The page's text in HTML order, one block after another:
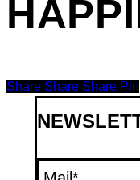
Share
Share Share Share Pin